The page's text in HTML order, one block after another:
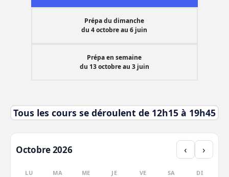
Prépa du dimanche
du 4 octobre au 6 juin
Prépa en semaine
du 13 octobre au 3 juin
Tous les cours se déroulent de 12h15 à 19h45
Octobre 2026 ‹ ›
LU MA ME JE VE SA DI